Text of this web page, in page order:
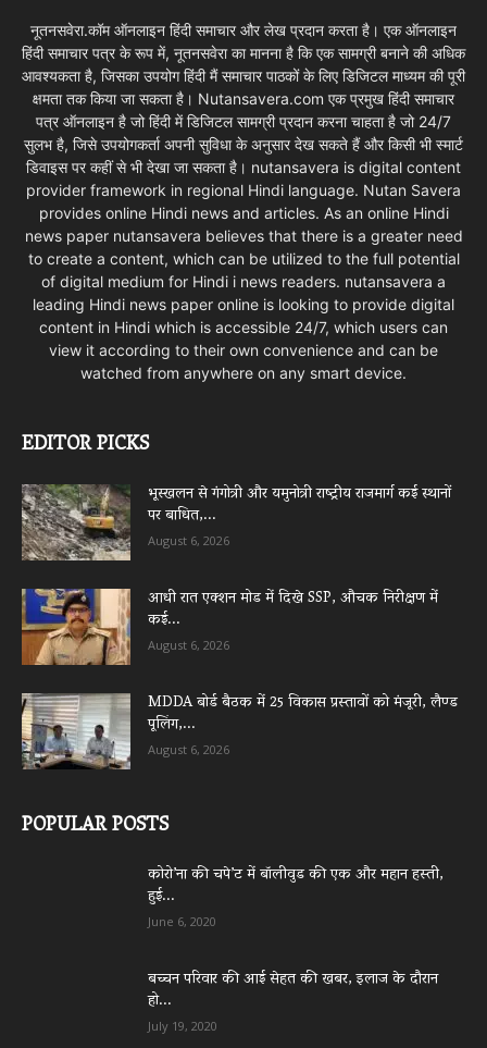
नूतनसवेरा.कॉम ऑनलाइन हिंदी समाचार और लेख प्रदान करता है। एक ऑनलाइन
हिंदी समाचार पत्र के रूप में, नूतनसवेरा का मानना है कि एक सामग्री बनाने की अधिक
आवश्यकता है, जिसका उपयोग हिंदी मैं समाचार पाठकों के लिए डिजिटल माध्यम की पूरी
क्षमता तक किया जा सकता है। Nutansavera.com एक प्रमुख हिंदी समाचार
पत्र ऑनलाइन है जो हिंदी में डिजिटल सामग्री प्रदान करना चाहता है जो 24/7
सुलभ है, जिसे उपयोगकर्ता अपनी सुविधा के अनुसार देख सकते हैं और किसी भी स्मार्ट
डिवाइस पर कहीं से भी देखा जा सकता है। nutansavera is digital content
provider framework in regional Hindi language. Nutan Savera
provides online Hindi news and articles. As an online Hindi
news paper nutansavera believes that there is a greater need
to create a content, which can be utilized to the full potential
of digital medium for Hindi i news readers. nutansavera a
leading Hindi news paper online is looking to provide digital
content in Hindi which is accessible 24/7, which users can
view it according to their own convenience and can be
watched from anywhere on any smart device.
EDITOR PICKS
भूस्खलन से गंगोत्री और यमुनोत्री राष्ट्रीय राजमार्ग कई स्थानों
पर बाधित,...
August 6, 2026
आधी रात एक्शन मोड में दिखे SSP, औचक निरीक्षण में
कई...
August 6, 2026
MDDA बोर्ड बैठक में 25 विकास प्रस्तावों को मंजूरी, लैण्ड
पूलिंग,...
August 6, 2026
POPULAR POSTS
कोरो’ना की चपे’ट में बॉलीवुड की एक और महान हस्ती,
हुई...
June 6, 2020
बच्चन परिवार की आई सेहत की खबर, इलाज के दौरान
हो...
July 19, 2020